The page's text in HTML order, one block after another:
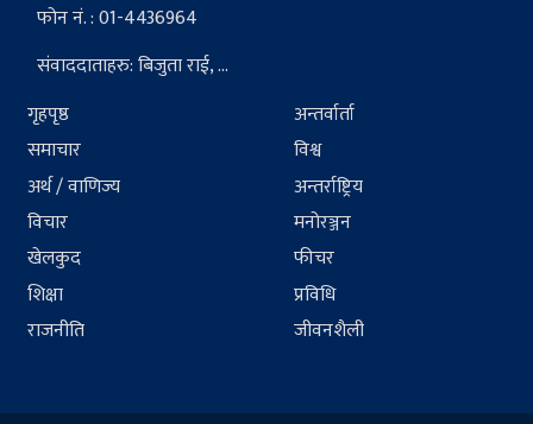
फोन नं. : 01-4436964
संवाददाताहरु: बिजुता राई, ...
गृहपृष्ठ
समाचार
अर्थ / वाणिज्य
विचार
खेलकुद
शिक्षा
राजनीति
अन्तर्वार्ता
विश्व
अन्तर्राष्ट्रिय
मनोरञ्जन
फीचर
प्रविधि
जीवनशैली